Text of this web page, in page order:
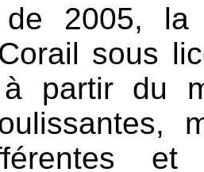
2005, la
sous
à partir du
et